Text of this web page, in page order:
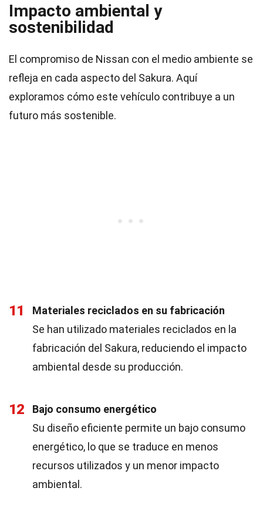
Impacto ambiental y
sostenibilidad
El compromiso de Nissan con el medio ambiente se
refleja en cada aspecto del Sakura. Aquí
exploramos cómo este vehículo contribuye a un
futuro más sostenible.
11
Materiales reciclados en su fabricación
Se han utilizado materiales reciclados en la
fabricación del Sakura, reduciendo el impacto
ambiental desde su producción.
12
Bajo consumo energético
Su diseño eficiente permite un bajo consumo
energético, lo que se traduce en menos
recursos utilizados y un menor impacto
ambiental.